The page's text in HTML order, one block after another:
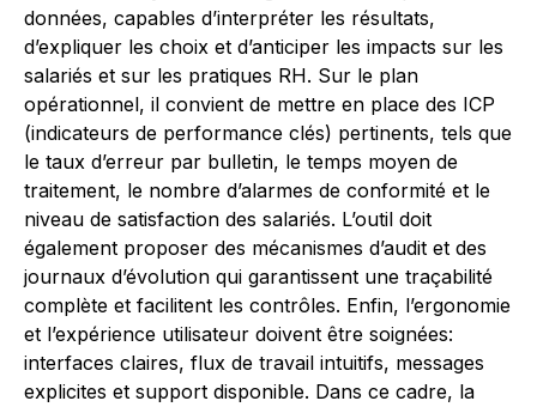
données, capables d’interpréter les résultats,
d’expliquer les choix et d’anticiper les impacts sur les
salariés et sur les pratiques RH. Sur le plan
opérationnel, il convient de mettre en place des ICP
(indicateurs de performance clés) pertinents, tels que
le taux d’erreur par bulletin, le temps moyen de
traitement, le nombre d’alarmes de conformité et le
niveau de satisfaction des salariés. L’outil doit
également proposer des mécanismes d’audit et des
journaux d’évolution qui garantissent une traçabilité
complète et facilitent les contrôles. Enfin, l’ergonomie
et l’expérience utilisateur doivent être soignées:
interfaces claires, flux de travail intuitifs, messages
explicites et support disponible. Dans ce cadre, la